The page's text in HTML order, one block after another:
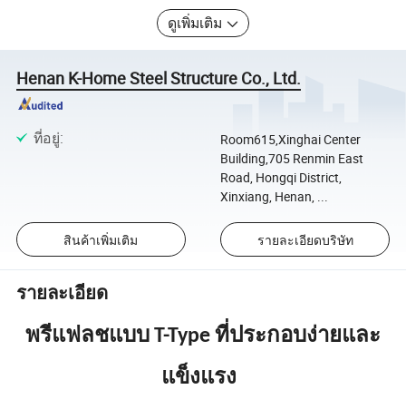
ดูเพิ่มเติม
Henan K-Home Steel Structure Co., Ltd.
ที่อยู่:
Room615,Xinghai Center
Building,705 Renmin East
Road, Hongqi District,
Xinxiang, Henan, ...
สินค้าเพิ่มเติม รายละเอียดบริษัท
รายละเอียด
พรีแฟลชแบบ T-Type ที่ประกอบง่ายและ
แข็งแรง